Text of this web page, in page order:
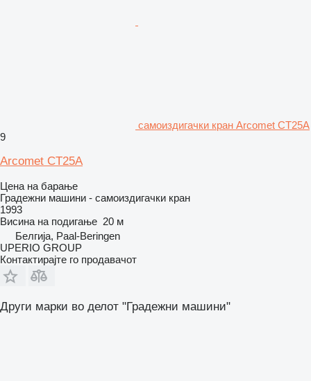
самоиздигачки кран Arcomet CT25A
9
Arcomet CT25A
Цена на барање
Градежни машини - самоиздигачки кран
1993
Висина на подигање 20 м
Белгија, Paal-Beringen
UPERIO GROUP
Контактирајте го продавачот
Други марки во делот "Градежни машини"